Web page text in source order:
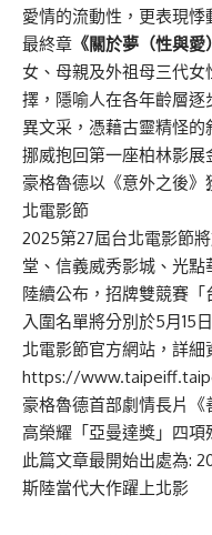
愛情的流動性，更表現
最終章 《關於夢（性與
女、母親及外祖母三代
擇，隱喻人在各年齡層
異文采，憑藉古靈精怪
挪威抱回第一座柏林影展
豪格魯德以《意外之後
北電影節
2025第27屆台北電影節
堂、信義威秀影城、光
陸續公布，招牌雙競賽「
入圍名單將分別於5月15
北電影節官方網站，詳細
https://
豪格魯德首部劇情長片
高榮耀「亞曼達獎」四
此篇文章最開始出處為:
斯陸當代大作躍上北影